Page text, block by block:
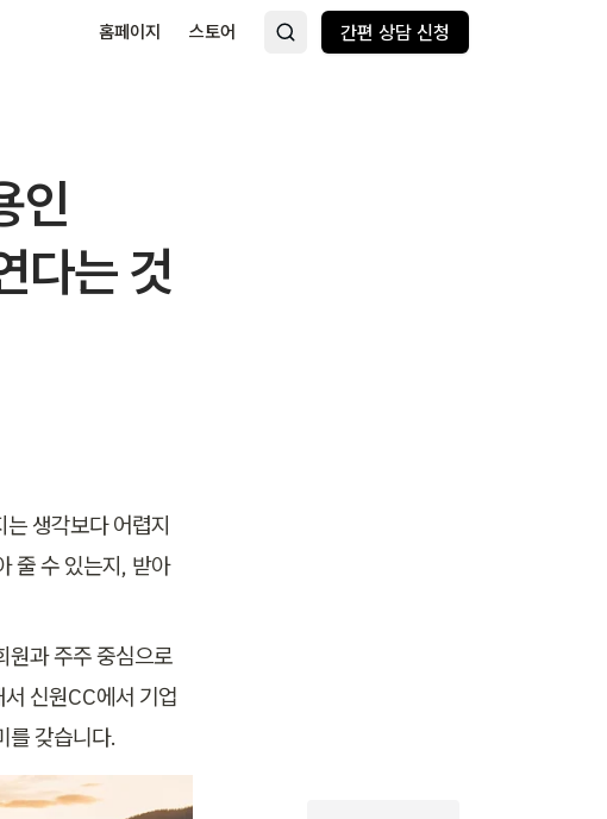
홈페이지 스토어 간편 상담 신청
인
다는 것
생각보다 어렵지
줄 수 있는지, 받아
원과 주주 중심으로
신원CC에서 기업
를 갖습니다.